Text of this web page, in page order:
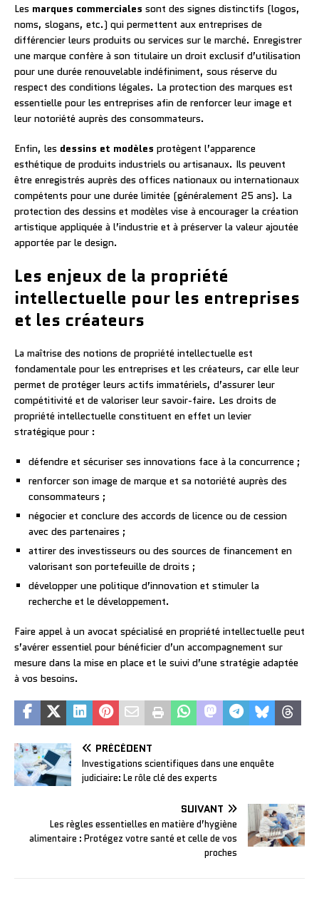
Les marques commerciales sont des signes distinctifs (logos,
noms, slogans, etc.) qui permettent aux entreprises de
différencier leurs produits ou services sur le marché. Enregistrer
une marque confère à son titulaire un droit exclusif d’utilisation
pour une durée renouvelable indéfiniment, sous réserve du
respect des conditions légales. La protection des marques est
essentielle pour les entreprises afin de renforcer leur image et
leur notoriété auprès des consommateurs.
Enfin, les dessins et modèles protègent l’apparence
esthétique de produits industriels ou artisanaux. Ils peuvent
être enregistrés auprès des offices nationaux ou internationaux
compétents pour une durée limitée (généralement 25 ans). La
protection des dessins et modèles vise à encourager la création
artistique appliquée à l’industrie et à préserver la valeur ajoutée
apportée par le design.
Les enjeux de la propriété
intellectuelle pour les entreprises
et les créateurs
La maîtrise des notions de propriété intellectuelle est
fondamentale pour les entreprises et les créateurs, car elle leur
permet de protéger leurs actifs immatériels, d’assurer leur
compétitivité et de valoriser leur savoir-faire. Les droits de
propriété intellectuelle constituent en effet un levier
stratégique pour :
défendre et sécuriser ses innovations face à la concurrence ;
renforcer son image de marque et sa notoriété auprès des
consommateurs ;
négocier et conclure des accords de licence ou de cession
avec des partenaires ;
attirer des investisseurs ou des sources de financement en
valorisant son portefeuille de droits ;
développer une politique d’innovation et stimuler la
recherche et le développement.
Faire appel à un avocat spécialisé en propriété intellectuelle peut
s’avérer essentiel pour bénéficier d’un accompagnement sur
mesure dans la mise en place et le suivi d’une stratégie adaptée
à vos besoins.
PRÉCÉDENT
Investigations scientifiques dans une enquête
judiciaire: Le rôle clé des experts
SUIVANT
Les règles essentielles en matière d’hygiène
alimentaire : Protégez votre santé et celle de vos
proches